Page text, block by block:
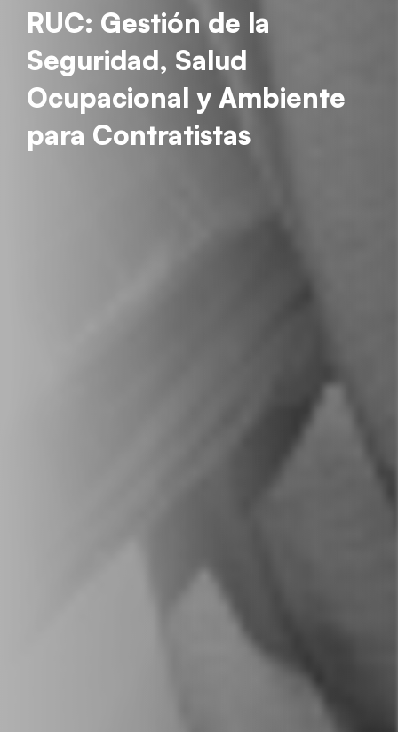
RUC: Gestión de la
Seguridad, Salud
Ocupacional y Ambiente
para Contratistas